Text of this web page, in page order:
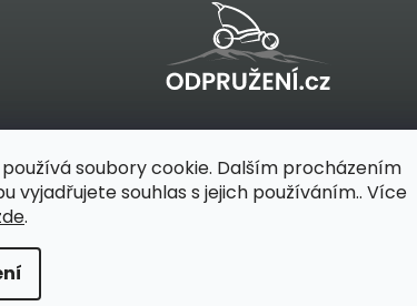
soubory cookie. Dalším procházením
vyjadřujete souhlas s jejich používáním.. Více
.
na platformě
dětí a psů